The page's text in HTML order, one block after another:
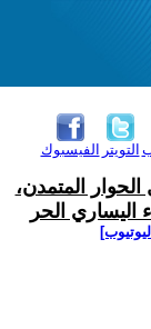
الفيسبوك التويتر
المتمدن،
اليساري الحر